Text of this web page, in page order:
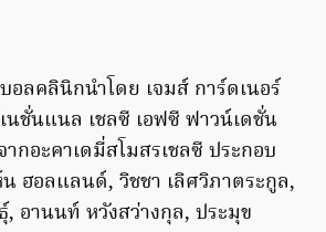
ลคลินิกนำโดย เจมส์ การ์ดเนอร์
นชั่นแนล เชลซี เอฟซี ฟาวน์เดชั่น
กอะคาเดมี่สโมสรเชลซี ประกอบ
ฮอลแลนด์, วิชชา เลิศวิภาตระกูล,
อานนท์ หวังสว่างกุล, ประมุข